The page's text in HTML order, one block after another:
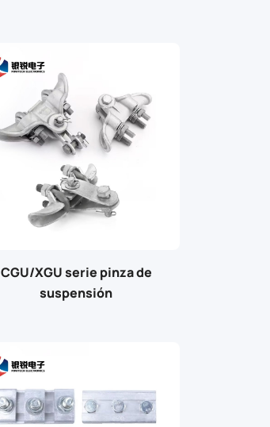
CGU/XGU serie pinza de
suspensión